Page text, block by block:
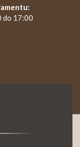
do 17:00
8.30 oraz po Mszy
305